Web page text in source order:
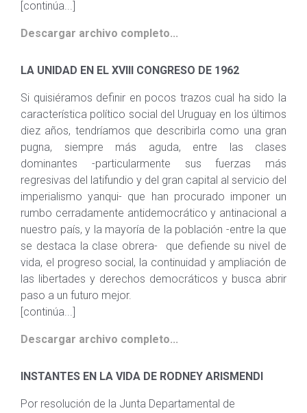
[continúa...]
Descargar archivo completo...
LA UNIDAD EN EL XVIII CONGRESO DE 1962
Si quisiéramos definir en pocos trazos cual ha sido la
característica político social del Uruguay en los últimos
diez años, tendríamos que describirla como una gran
pugna, siempre más aguda, entre las clases
dominantes -particularmente sus fuerzas más
regresivas del latifundio y del gran capital al servicio del
imperialismo yanqui- que han procurado imponer un
rumbo cerradamente antidemocrático y antinacional a
nuestro país, y la mayoría de la población -entre la que
se destaca la clase obrera- que defiende su nivel de
vida, el progreso social, la continuidad y ampliación de
las libertades y derechos democráticos y busca abrir
paso a un futuro mejor.
[continúa...]
Descargar archivo completo...
INSTANTES EN LA VIDA DE RODNEY ARISMENDI
Por resolución de la Junta Departamental de